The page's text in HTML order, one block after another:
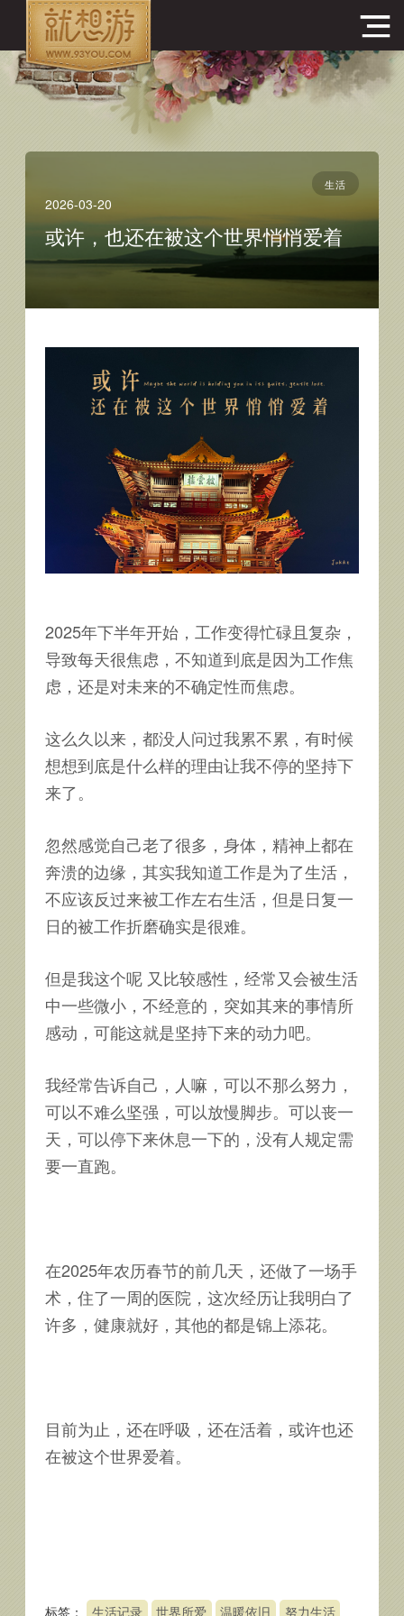
生活
2026-03-20
或许，也还在被这个世界悄悄爱着
2025年下半年开始，工作变得忙碌且复杂，
导致每天很焦虑，不知道到底是因为工作焦
虑，还是对未来的不确定性而焦虑。
这么久以来，都没人问过我累不累，有时候
想想到底是什么样的理由让我不停的坚持下
来了。
忽然感觉自己老了很多，身体，精神上都在
奔溃的边缘，其实我知道工作是为了生活，
不应该反过来被工作左右生活，但是日复一
日的被工作折磨确实是很难。
但是我这个呢 又比较感性，经常又会被生活
中一些微小，不经意的，突如其来的事情所
感动，可能这就是坚持下来的动力吧。
我经常告诉自己，人嘛，可以不那么努力，
可以不难么坚强，可以放慢脚步。可以丧一
天，可以停下来休息一下的，没有人规定需
要一直跑。
在2025年农历春节的前几天，还做了一场手
术，住了一周的医院，这次经历让我明白了
许多，健康就好，其他的都是锦上添花。
目前为止，还在呼吸，还在活着，或许也还
在被这个世界爱着。
标签： 生活记录 世界所爱 温暖依旧 努力生活